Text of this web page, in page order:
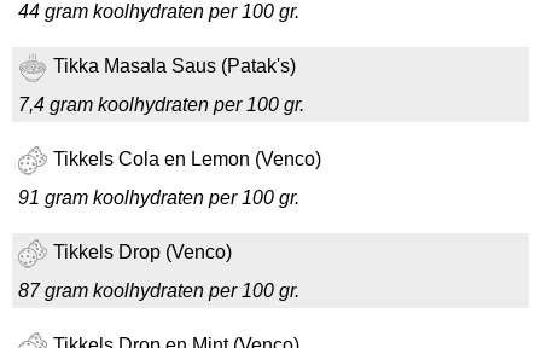
44 gram koolhydraten per 100 gr.
Tikka Masala Saus (Patak's)
7,4 gram koolhydraten per 100 gr.
Tikkels Cola en Lemon (Venco)
91 gram koolhydraten per 100 gr.
Tikkels Drop (Venco)
87 gram koolhydraten per 100 gr.